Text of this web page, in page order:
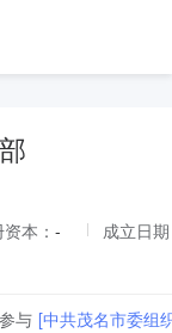
本： -
成立日
参与 [中共茂名市委组